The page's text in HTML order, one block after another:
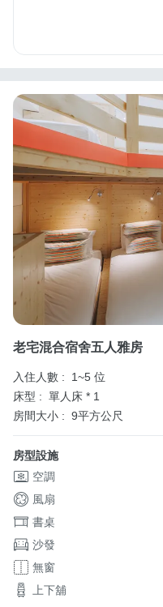
老宅混合宿舍五人雅房
入住人數 :
1~5 位
床型 : 單人床 * 1
房間大小 : 9平方公尺
房型設施
空調
風扇
書桌
沙發
無窗
上下舖